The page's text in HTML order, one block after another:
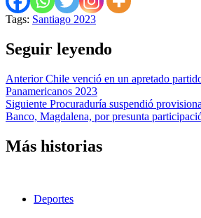
Tags: Santiago 2023
Seguir leyendo
AnteriorChile venció en un apretado
Panamericanos 2023
Siguiente Procuraduría suspendió
Banco, Magdalena, por presunta
Más historias
Deportes